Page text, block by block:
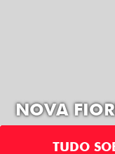
NOVA
TUDO